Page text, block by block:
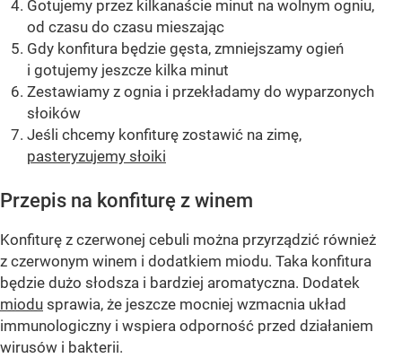
Gotujemy przez kilkanaście minut na wolnym ogniu,
od czasu do czasu mieszając
Gdy konfitura będzie gęsta, zmniejszamy ogień
i gotujemy jeszcze kilka minut
Zestawiamy z ognia i przekładamy do wyparzonych
słoików
Jeśli chcemy konfiturę zostawić na zimę,
pasteryzujemy słoiki
Przepis na konfiturę z winem
Konfiturę z czerwonej cebuli można przyrządzić również
z czerwonym winem i dodatkiem miodu. Taka konfitura
będzie dużo słodsza i bardziej aromatyczna. Dodatek
miodu sprawia, że jeszcze mocniej wzmacnia układ
immunologiczny i wspiera odporność przed działaniem
wirusów i bakterii.